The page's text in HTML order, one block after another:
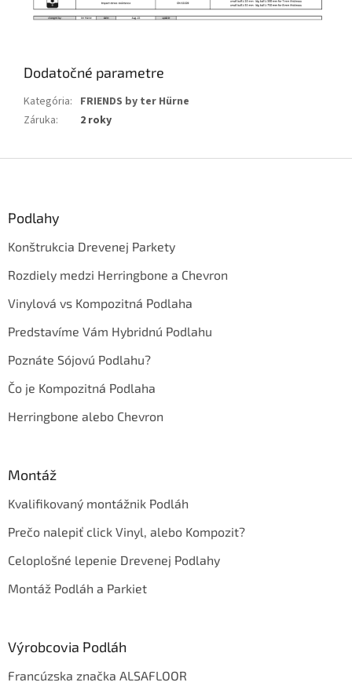
Dodatočné parametre
Kategória: FRIENDS by ter Hürne
Záruka: 2 roky
Podlahy
Konštrukcia Drevenej Parkety
Rozdiely medzi Herringbone a Chevron
Vinylová vs Kompozitná Podlaha
Predstavíme Vám Hybridnú Podlahu
Poznáte Sójovú Podlahu?
Čo je Kompozitná Podlaha
Herringbone alebo Chevron
Montáž
Kvalifikovaný montážnik Podláh
Prečo nalepiť click Vinyl, alebo Kompozit?
Celoplošné lepenie Drevenej Podlahy
Montáž Podláh a Parkiet
Výrobcovia Podláh
Francúzska značka ALSAFLOOR